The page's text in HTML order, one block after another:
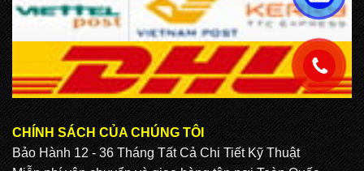
CHÍNH SÁCH CỦA CHÚNG TÔI
Bảo Hành 12 - 36 Tháng Tất Cả Chi Tiết Kỹ Thuật
.